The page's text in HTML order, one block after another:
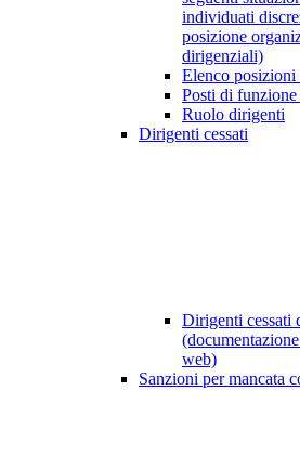
individuati
posizione
dirigenziali)
Elenco
Posti di
Ruolo dirigenti
Dirigenti cessati
Dirigenti cessati
web)
Sanzioni per mancata